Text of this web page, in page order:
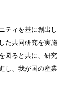
ティを基に創出し
た共同研究を実施
図ると共に、研究
し、我が国の産業